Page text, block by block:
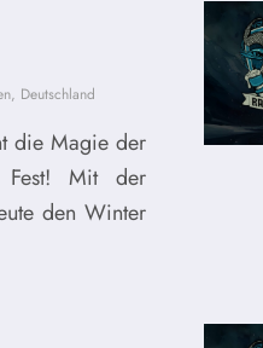
Deutschland
die Magie der
Fest! Mit der
den Winter